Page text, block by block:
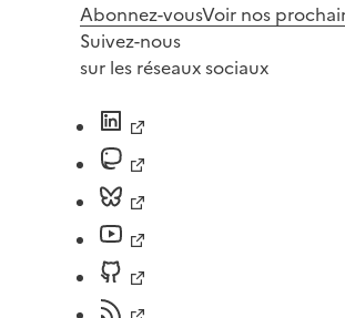
Abonnez-vousVoir nos
Suivez-nous
sur les réseaux sociaux